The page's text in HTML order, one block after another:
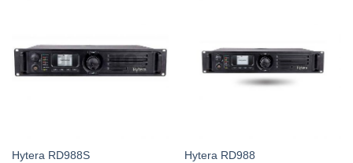
Hytera RD988S Hytera RD988